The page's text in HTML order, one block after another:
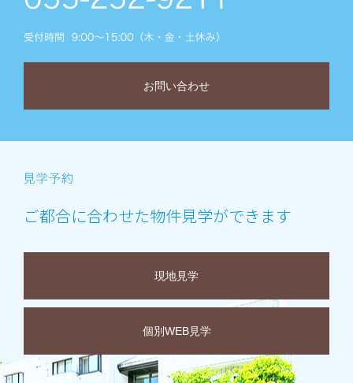
お問い合わせ
ご都合に合わせた物件見学ができます
現地見学
個別WEB見学